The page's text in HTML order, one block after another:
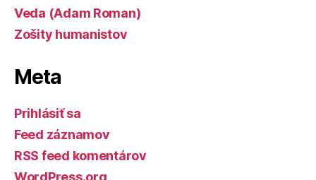
Veda (Adam Roman)
Zošity humanistov
Meta
Prihlásiť sa
Feed záznamov
RSS feed komentárov
WordPress.org